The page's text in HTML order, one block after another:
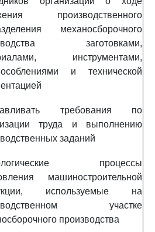
производственного
механосборочного
заготовками,
инструментами,
и технической
требования по
труда и выполнению
заданий
процессы
машиностроительной
используемые на
участке
производства